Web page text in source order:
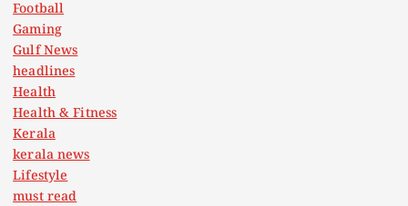
Football
Gaming
Gulf News
headlines
Health
Health & Fitness
Kerala
kerala news
Lifestyle
must read